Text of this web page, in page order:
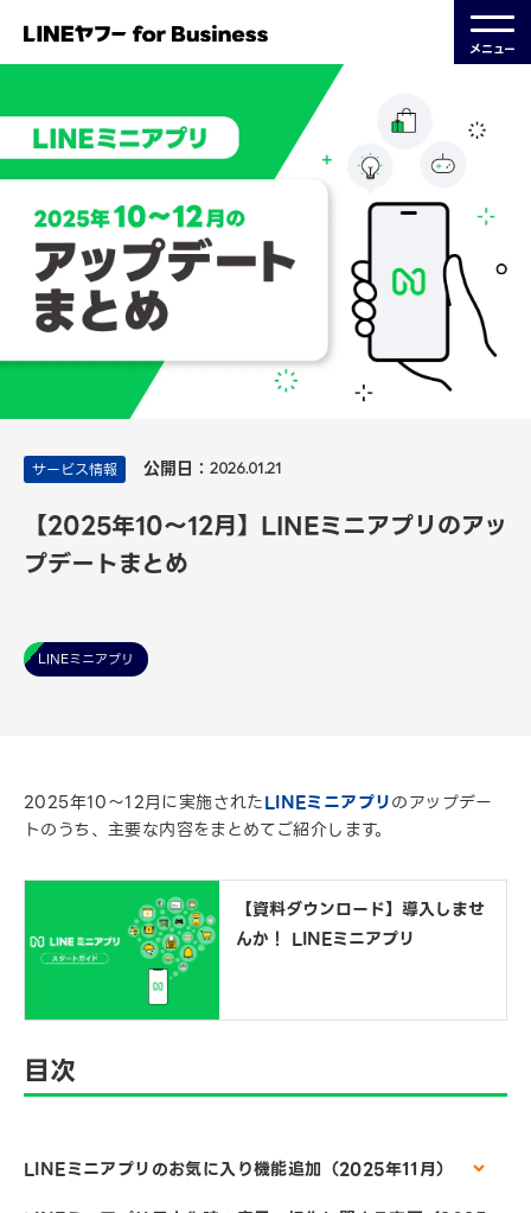
メニュー
サービス情報 公開日： 2026.01.21
【2025年10～12月】LINEミニアプリのアッ
プデートまとめ
LINEミニアプリ
2025年10～12月に実施されたLINEミニアプリのアップデー
トのうち、主要な内容をまとめてご紹介します。
【資料ダウンロード】導入しませ
んか！ LINEミニアプリ
目次
LINEミニアプリのお気に入り機能追加（2025年11月）